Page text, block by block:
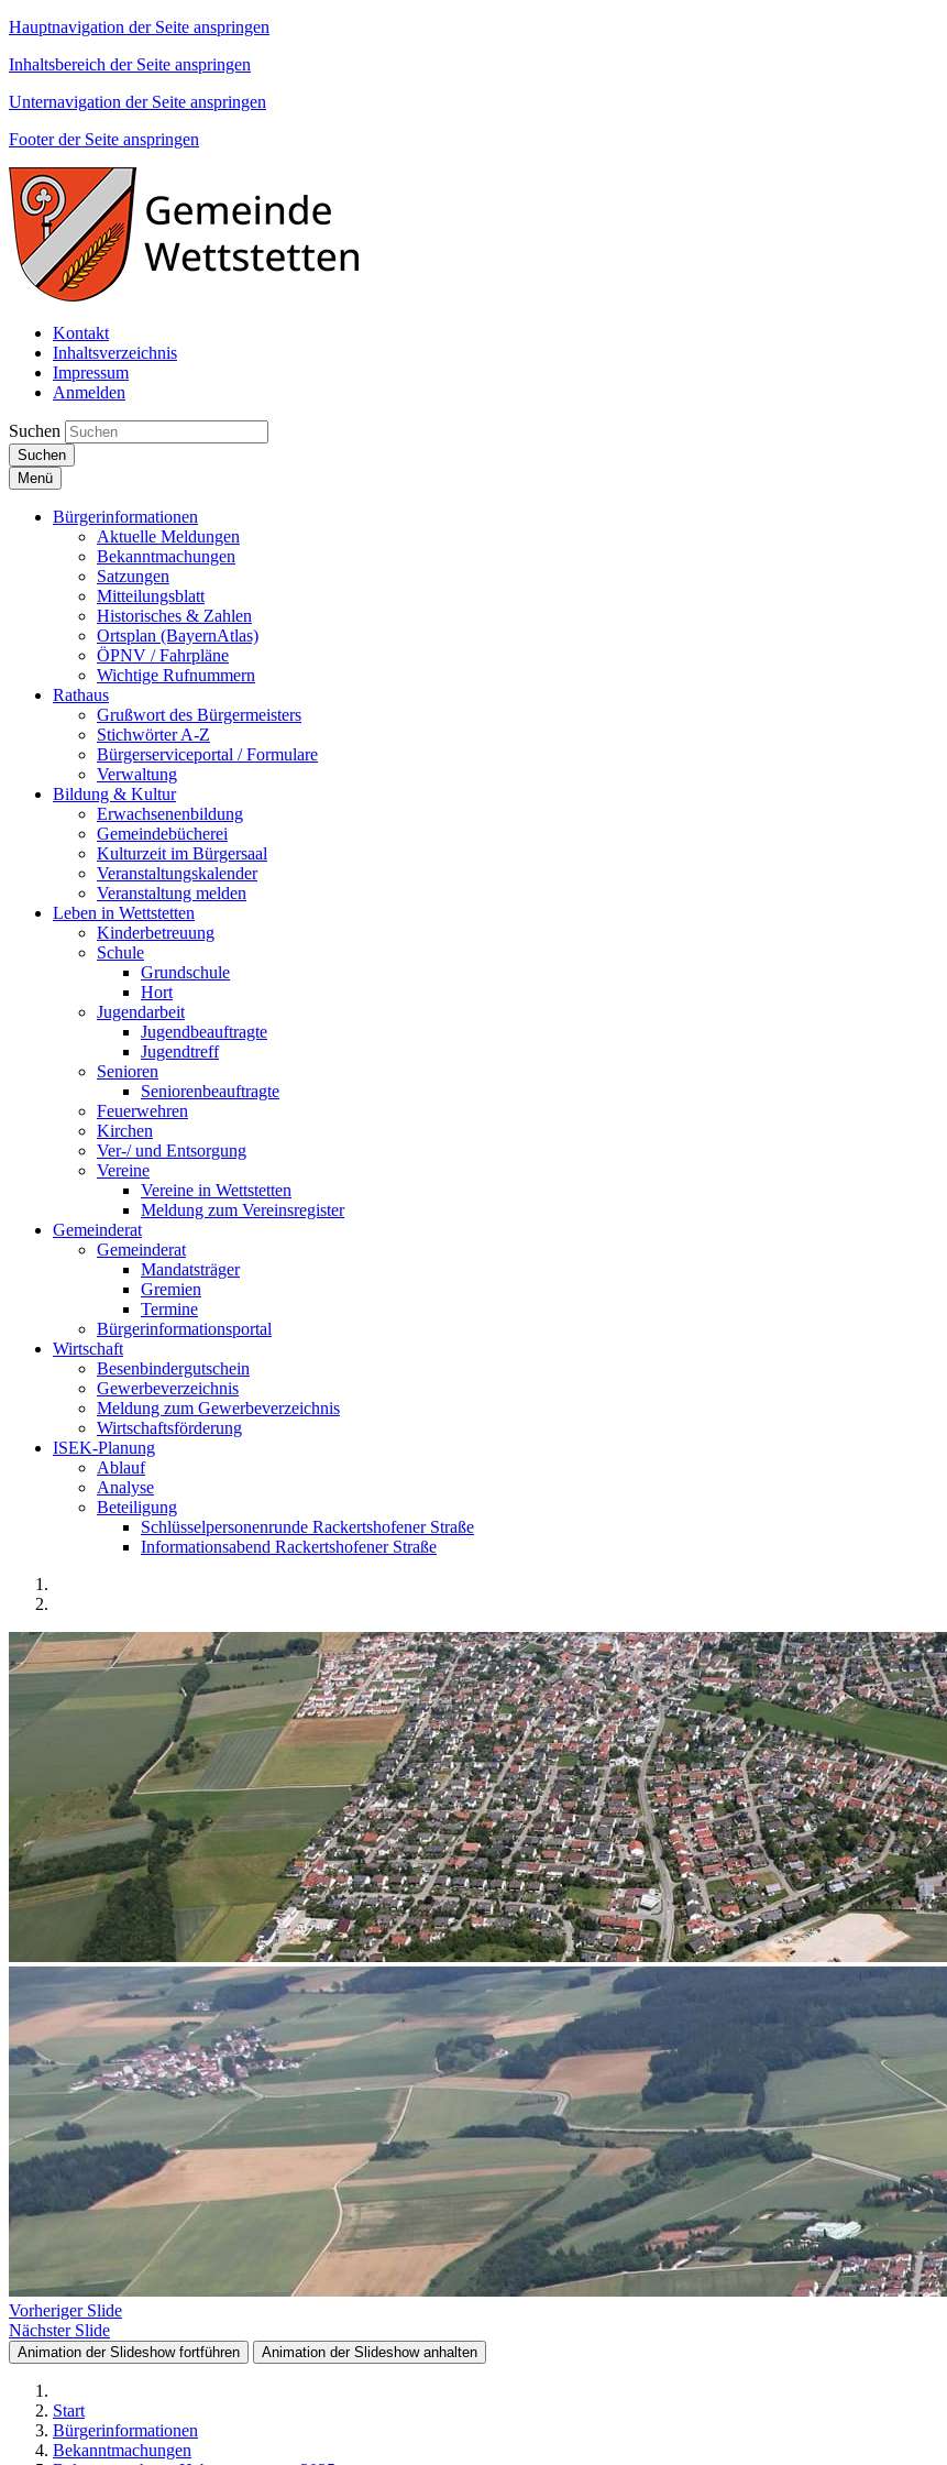
Hauptnavigation der Seite anspringen
Inhaltsbereich der Seite anspringen
Unternavigation der Seite anspringen
Footer der Seite anspringen
Kontakt
Inhaltsverzeichnis
Impressum
Anmelden
Suchen
Suchen
Menü
Bürgerinformationen
Aktuelle Meldungen
Bekanntmachungen
Satzungen
Mitteilungsblatt
Historisches & Zahlen
Ortsplan (BayernAtlas)
ÖPNV / Fahrpläne
Wichtige Rufnummern
Rathaus
Grußwort des Bürgermeisters
Stichwörter A-Z
Bürgerserviceportal / Formulare
Verwaltung
Bildung & Kultur
Erwachsenenbildung
Gemeindebücherei
Kulturzeit im Bürgersaal
Veranstaltungskalender
Veranstaltung melden
Leben in Wettstetten
Kinderbetreuung
Schule
Grundschule
Hort
Jugendarbeit
Jugendbeauftragte
Jugendtreff
Senioren
Seniorenbeauftragte
Feuerwehren
Kirchen
Ver-/ und Entsorgung
Vereine
Vereine in Wettstetten
Meldung zum Vereinsregister
Gemeinderat
Gemeinderat
Mandatsträger
Gremien
Termine
Bürgerinformationsportal
Wirtschaft
Besenbindergutschein
Gewerbeverzeichnis
Meldung zum Gewerbeverzeichnis
Wirtschaftsförderung
ISEK-Planung
Ablauf
Analyse
Beteiligung
Schlüsselpersonenrunde Rackertshofener Straße
Informationsabend Rackertshofener Straße
Vorheriger Slide
Nächster Slide
Animation der Slideshow fortführen Animation der Slideshow anhalten
Start
Bürgerinformationen
Bekanntmachungen